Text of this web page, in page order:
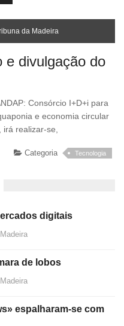
da Madeira
e divulgação do
e economia circular
realizar-se,
Categoria Tecnologia
digitais
de lobos
espalharam-se com